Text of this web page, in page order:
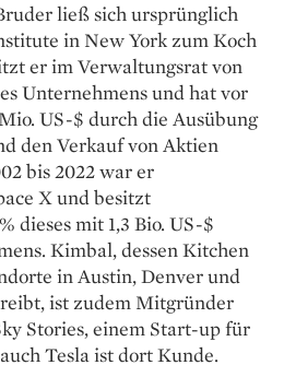
ließ sich ursprünglich
in New York zum Koch
er im Verwaltungsrat von
Unternehmens und hat vor
US-$ durch die Ausübung
den Verkauf von Aktien
bis 2022 war er
X und besitzt
dieses mit 1,3 Bio. US-$
Kimbal, dessen Kitchen
in Austin, Denver und
ist zudem Mitgründer
Stories, einem Start-up für
Tesla ist dort Kunde.